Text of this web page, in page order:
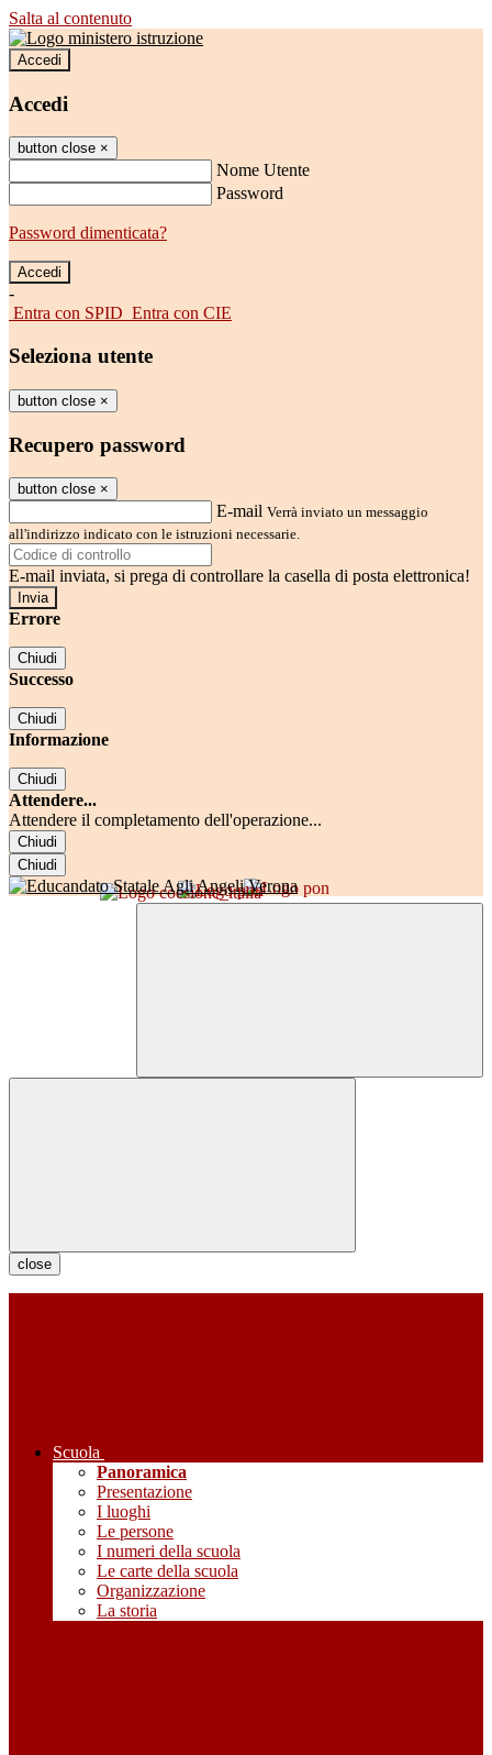
Salta al contenuto
Accedi
Accedi
button close ×
Nome Utente
Password
Password dimenticata?
-
Entra con SPID Entra con CIE
Seleziona utente
button close ×
Recupero password
button close ×
E-mail Verrà inviato un messaggio
all'indirizzo indicato con le istruzioni necessarie.
E-mail inviata, si prega di controllare la casella di posta elettronica!
Errore
Chiudi
Successo
Chiudi
Informazione
Chiudi
Attendere...
Attendere il completamento dell'operazione...
Chiudi
Chiudi
close
Scuola
Panoramica
Presentazione
I luoghi
Le persone
I numeri della scuola
Le carte della scuola
Organizzazione
La storia